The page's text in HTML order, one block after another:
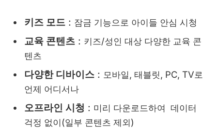
키즈 모드​ : 잠금 기능으로 ​아이들 안심 시청
교육 콘텐츠​ : 키즈/성인 대상 다양한 교육 콘
텐츠
다양한 디바이스​ : 모바일, 태블릿, PC, TV로​
언제 어디서나​
오프라인 시청​ : 미리 다운로드하여 ​ 데이터
걱정 없이​(일부 콘텐츠 제외)